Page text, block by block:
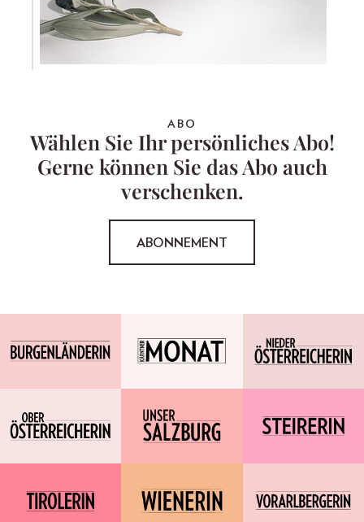
ABO
Wählen Sie Ihr persönliches Abo!
Gerne können Sie das Abo auch
verschenken.
ABONNEMENT